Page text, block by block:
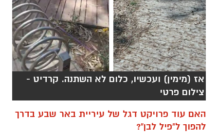
אז (מימין) ועכשיו, כלום לא השתנה. קרדיט -
צילום פרטי
האם עוד פרויקט דגל של עיריית באר שבע בדרך
להפוך ל"פיל לבן"?